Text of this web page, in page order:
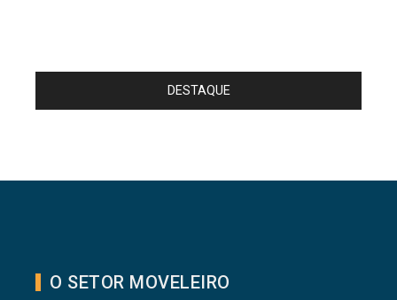
DESTAQUE
O SETOR MOVELEIRO